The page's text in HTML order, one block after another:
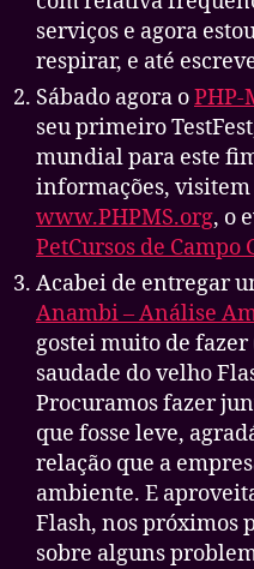
serviços e agora
respirar, e até
Sábado agora oPHP-
seu primeiro
mundial para este
informações, visitem
www.PHPMS.org, o
PetCursos de Campo
Acabei de entregar
Anambi– Análise
gostei muito de
saudade do velho
Procuramos fazer
que fosse leve,
relação que a
ambiente. E
Flash, nos próximos
sobre alguns